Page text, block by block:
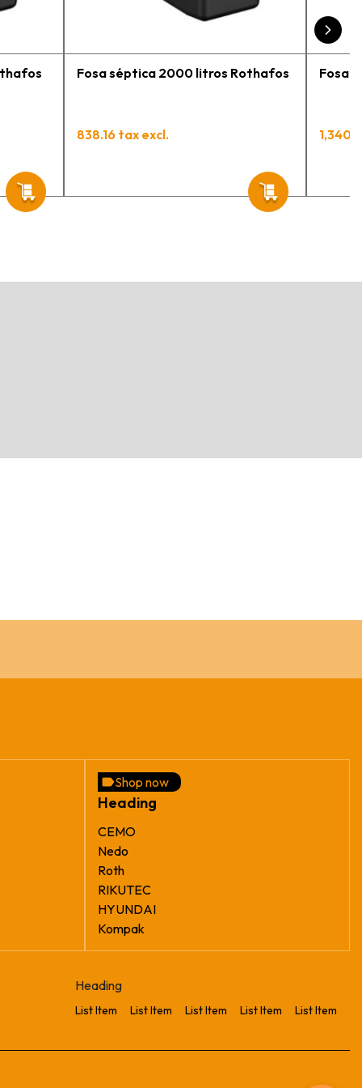
varios pedidos en
Fosa séptica 2000 litros Rothafos
838.16 tax excl.
Fosa
Shop now
Heading
CEMO
Nedo
Roth
RIKUTEC
HYUNDAI
Kompak
Heading
List Item List Item List Item List Item List Item